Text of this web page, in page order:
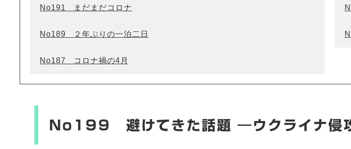
No191 まだまだコロナ
No189 ２年ぶりの一泊二日
No187 コロナ禍の4月
No199 避けてきた話題 ―ウクライナ侵